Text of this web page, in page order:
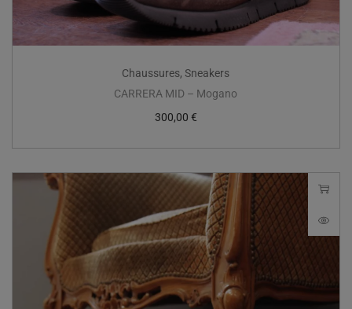
Chaussures,Sneakers
CARRERA MID – Mogano
300,00 €